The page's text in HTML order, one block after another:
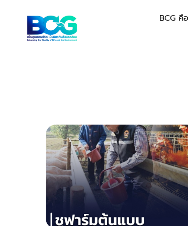
BCG คื